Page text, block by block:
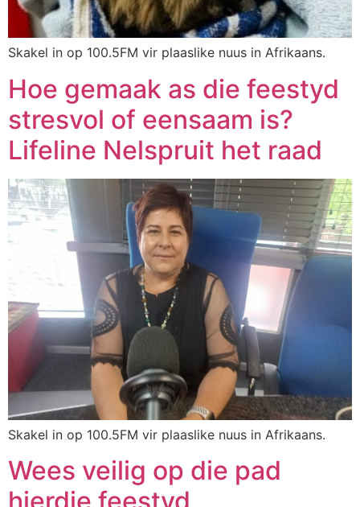
Skakel in op 100.5FM vir plaaslike nuus in Afrikaans.
Hoe gemaak as die feestyd
stresvol of eensaam is?
Lifeline Nelspruit het raad
Skakel in op 100.5FM vir plaaslike nuus in Afrikaans.
Wees veilig op die pad